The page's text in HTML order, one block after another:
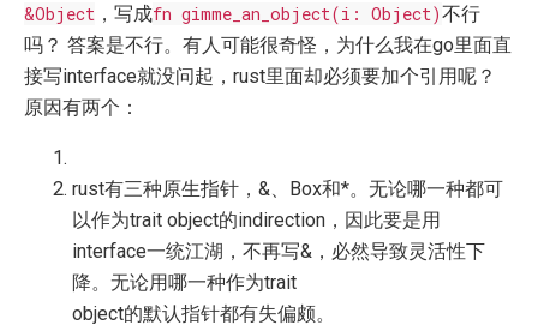
&Object ，写成fn gimme_an_object(i: Object)不行
吗？ 答案是不行。有人可能很奇怪，为什么我在go里面直
接写interface就没问起，rust里面却必须要加个引用呢？
原因有两个：
rust有三种原生指针，&、Box和*。无论哪一种都可
以作为trait object的indirection，因此要是用
interface一统江湖，不再写&，必然导致灵活性下
降。无论用哪一种作为trait
object的默认指针都有失偏颇。